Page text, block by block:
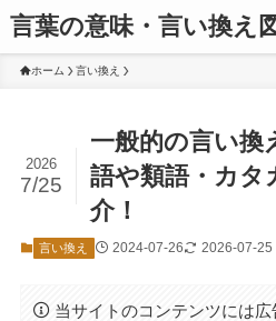
言葉の意味・言い換え
ホーム 言い換え
一般的の言い換
語や類語・カタ
介！
2026
7/25
言い換え 2024-07-26 2026-07-25
当サイトのコンテンツには